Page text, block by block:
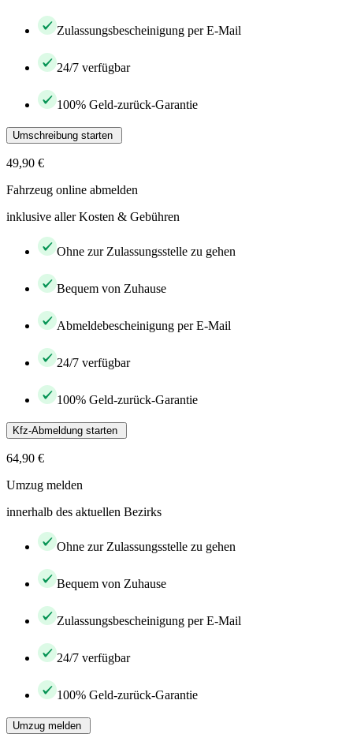
Zulassungsbescheinigung per E-Mail
24/7 verfügbar
100% Geld-zurück-Garantie
Umschreibung starten
49,90 €
Fahrzeug online abmelden
inklusive aller Kosten & Gebühren
Ohne zur Zulassungsstelle zu gehen
Bequem von Zuhause
Abmeldebescheinigung per E-Mail
24/7 verfügbar
100% Geld-zurück-Garantie
Kfz-Abmeldung starten
64,90 €
Umzug melden
innerhalb des aktuellen Bezirks
Ohne zur Zulassungsstelle zu gehen
Bequem von Zuhause
Zulassungsbescheinigung per E-Mail
24/7 verfügbar
100% Geld-zurück-Garantie
Umzug melden